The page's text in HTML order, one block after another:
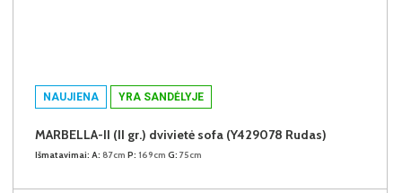
NAUJIENA YRA SANDĖLYJE
MARBELLA-II (II gr.) dvivietė sofa (Y429078 Rudas)
Išmatavimai: A: 87cm P: 169cm G: 75cm